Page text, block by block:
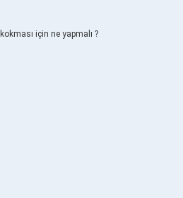
için ne yapmalı ?